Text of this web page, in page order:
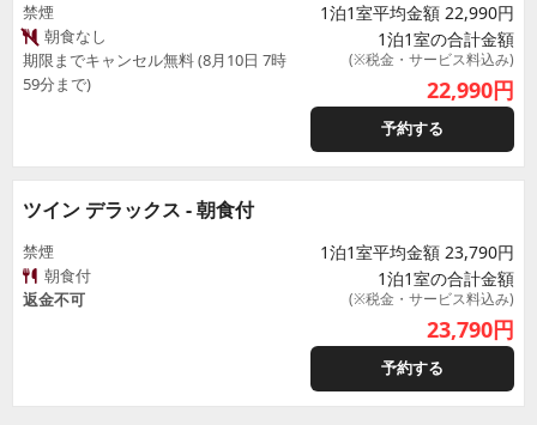
禁煙
朝食なし
期限までキャンセル無料 (8月10日 7時
59分まで)
1泊1室平均金額 22,990円
1泊1室の合計金額
(※税金・サービス料込み)
22,990円
予約する
ツイン デラックス - 朝食付
禁煙
朝食付
返金不可
1泊1室平均金額 23,790円
1泊1室の合計金額
(※税金・サービス料込み)
23,790円
予約する